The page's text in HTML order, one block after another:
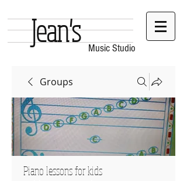
Music Studio
Jean's
Groups
Piano lessons for kids